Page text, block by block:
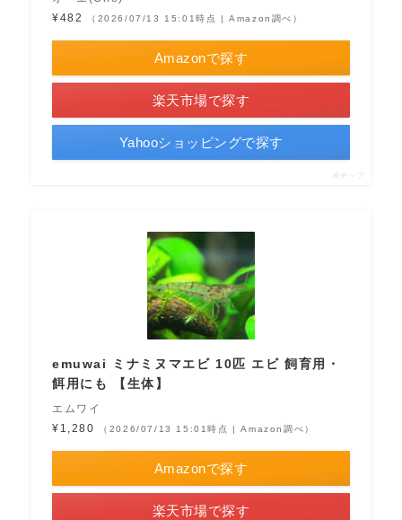
¥482
（2026/07/13 15:01時点 | Amazon調べ）
Amazonで探す
楽天市場で探す
Yahooショッピングで探す
ポチップ
emuwai ミナミヌマエビ 10匹 エビ 飼育用・
餌用にも 【生体】
エムワイ
¥1,280
（2026/07/13 15:01時点 | Amazon調べ）
Amazonで探す
楽天市場で探す